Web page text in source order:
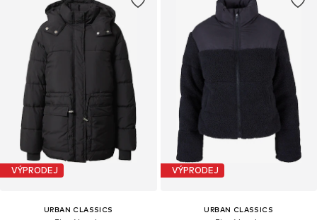
VÝPRODEJ
URBAN CLASSICS
VÝPRODEJ
URBAN CLASSICS